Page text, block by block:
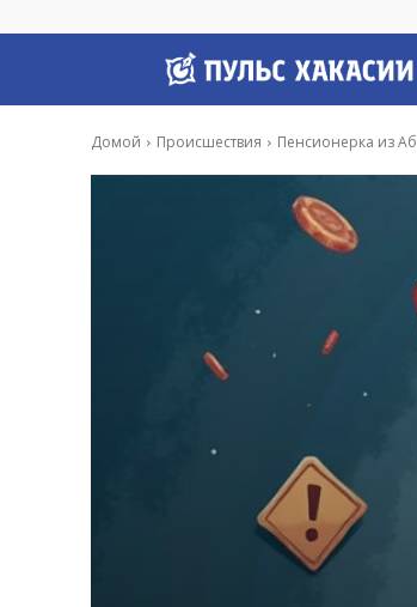
Домой Происшествия Пенсионерка из